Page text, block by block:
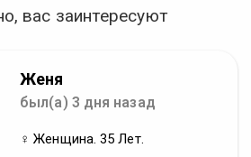
вас заинтересуют
Женя
был(а) 3 дня назад
♀ Женщина. 35 Лет.